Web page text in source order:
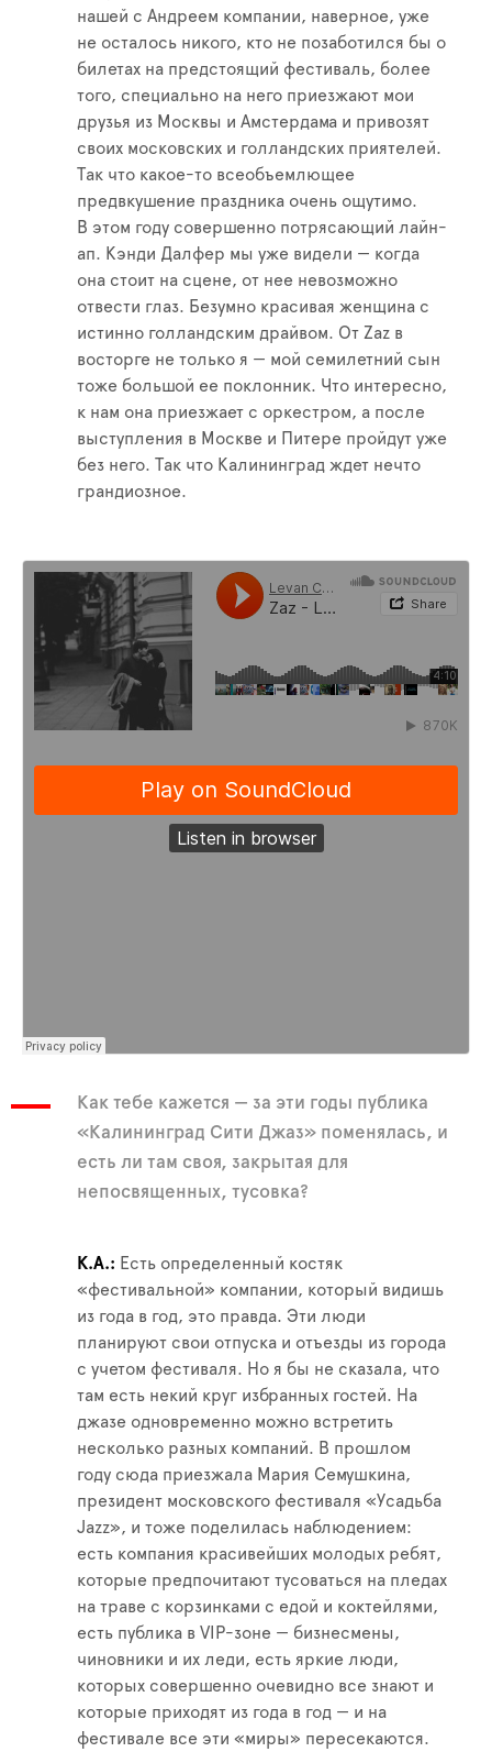
нашей с Андреем компании, наверное, уже
не осталось никого, кто не позаботился бы о
билетах на предстоящий фестиваль, более
того, специально на него приезжают мои
друзья из Москвы и Амстердама и привозят
своих московских и голландских приятелей.
Так что какое-то всеобъемлющее
предвкушение праздника очень ощутимо.
В этом году совершенно потрясающий лайн-
ап. Кэнди Далфер мы уже видели — когда
она стоит на сцене, от нее невозможно
отвести глаз. Безумно красивая женщина с
истинно голландским драйвом. От Zaz в
восторге не только я — мой семилетний сын
тоже большой ее поклонник. Что интересно,
к нам она приезжает с оркестром, а после
выступления в Москве и Питере пройдут уже
без него. Так что Калининград ждет нечто
грандиозное.
Как тебе кажется — за эти годы публика
«Калининград Сити Джаз» поменялась, и
есть ли там своя, закрытая для
непосвященных, тусовка?
К.А.
Есть определенный костяк
«фестивальной» компании, который видишь
из года в год, это правда. Эти люди
планируют свои отпуска и отъезды из города
с учетом фестиваля. Но я бы не сказала, что
там есть некий круг избранных гостей. На
джазе одновременно можно встретить
несколько разных компаний. В прошлом
году сюда приезжала Мария Семушкина,
президент московского фестиваля «Усадьба
Jazz», и тоже поделилась наблюдением:
есть компания красивейших молодых ребят,
которые предпочитают тусоваться на пледах
на траве с корзинками с едой и коктейлями,
есть публика в VIP-зоне — бизнесмены,
чиновники и их леди, есть яркие люди,
которых совершенно очевидно все знают и
которые приходят из года в год — и на
фестивале все эти «миры» пересекаются.